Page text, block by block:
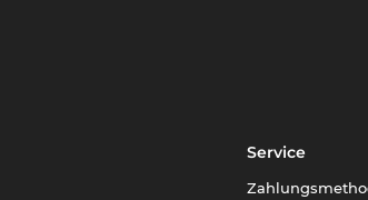
Service